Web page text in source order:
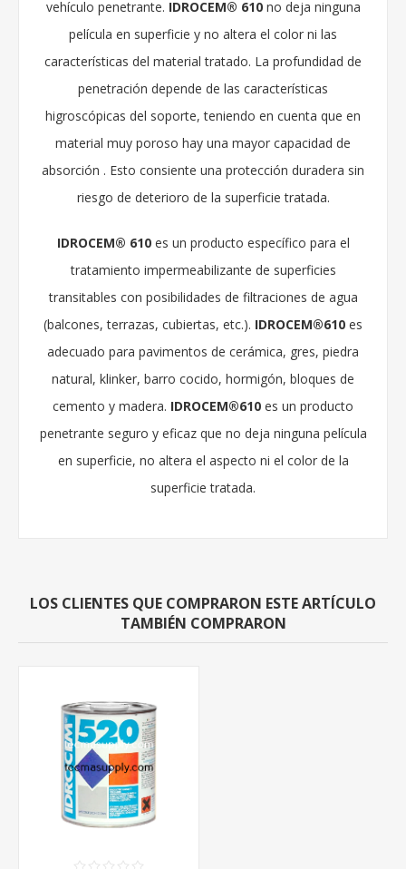
vehículo penetrante. IDROCEM® 610no deja ninguna
película en superficie y no altera el color ni las
características del material tratado. La profundidad de
penetración depende de las características
higroscópicas del soporte, teniendo en cuenta que en
material muy poroso hay una mayor capacidad de
absorción . Esto consiente una protección duradera sin
riesgo de deterioro de la superficie tratada.
IDROCEM® 610es un producto específico para el
tratamiento impermeabilizante de superficies
transitables con posibilidades de filtraciones de agua
(balcones, terrazas, cubiertas, etc.). IDROCEM®610 es
adecuado para pavimentos de cerámica, gres, piedra
natural, klinker, barro cocido, hormigón, bloques de
cemento y madera. IDROCEM®610 es un producto
penetrante seguro y eficaz que no deja ninguna película
en superficie, no altera el aspecto ni el color de la
superficie tratada.
LOS CLIENTES QUE COMPRARON ESTE ARTÍCULO
TAMBIÉN COMPRARON